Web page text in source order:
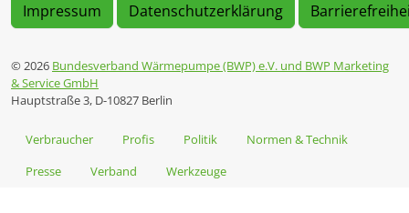
Impressum Datenschutzerklärung
© 2026 Bundesverband Wärmepumpe (BWP) e.V. und BWP Marketing
& Service GmbH
Hauptstraße 3, D-10827 Berlin
Verbraucher Profis Politik
Normen & Technik
Presse
Verband Werkzeuge